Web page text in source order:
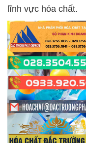
lĩnh vực hóa chất.